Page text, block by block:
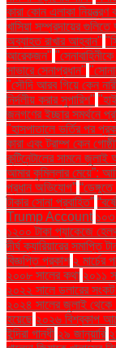
কারা কোন এলাকা নিয়ন্ত্রণ
খাসিয়া সম্প্রদায়ের
অব্যাহত রাখার আহ্বান"
আরেকজন"
সাভারে সেনাপ্রধান"
"সৌদি আরব গিয়ে কেন
নির্দলীয় করার সুপারিশ"
জনগণের ইচ্ছার সমর্থনে
"হাসপাতালে ভর্তির পর
কারা এবং ট্রাম্প কেন
কন্টিনেন্টালের সামনে
আমার কুমিল্লার মেয়ে”:
প্রধান অভিযোগ”
টাকার সোনা প্রবাহিত”
Trump Account ১০৩
১২০০ টাকা প্যাকেজে
দীর্ঘ ক্যারিয়ারের সমাপ্তি
বিজ্ঞপ্তি প্রকাশ ২ মার্চের
২০০৮ সালের কথা ২০১১
২০২২ সালে ডলারের
২০২৪ সালের জুলাই থেকে
হয়েছে ২০২৬ বিশ্বকাপ
ইন্দিরা গান্ধী ২৯ জানুয়ারি